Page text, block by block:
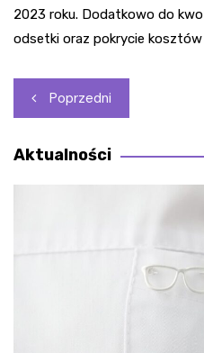
2023 roku. Dodatkowo do
odsetki oraz pokrycie
Nawigacja
wpisu
Poprzedni
Aktualności